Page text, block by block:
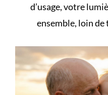
d’usage, votre
ensemble, loin